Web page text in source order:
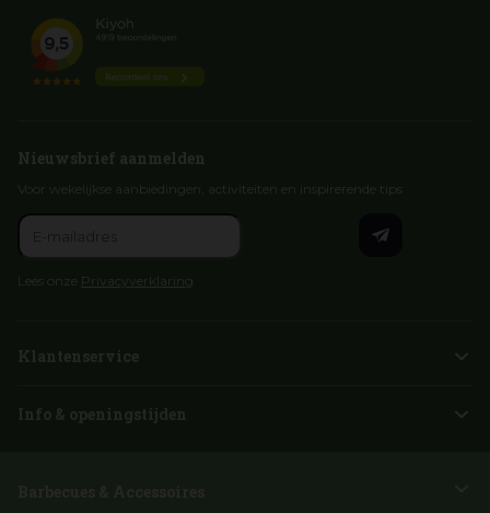
Nieuwsbrief aanmelden
Voor wekelijkse aanbiedingen, activiteiten en inspirerende tips
Lees onze Privacyverklaring
Klantenservice
Info & openingstijden